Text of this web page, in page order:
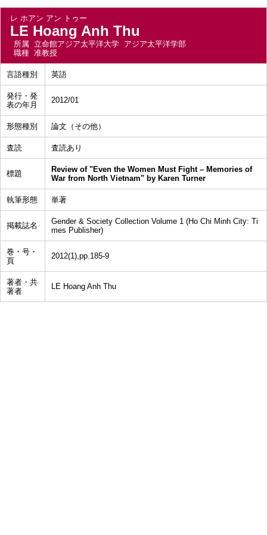
レ ホアン アン トゥー
LE Hoang Anh Thu
所属 立命館アジア太平洋大学 アジア太平洋学部
職種 准教授
言語種別 英語
発行・発
表の年月
2012/01
形態種別 論文（その他）
査読 査読あり
標題
Review of "Even the Women Must Fight – Memories of
War from North Vietnam" by Karen Turner
執筆形態 単著
掲載誌名
Gender & Society Collection Volume 1 (Ho Chi Minh City: Ti
mes Publisher)
巻・号・
頁
2012(1),pp.185-9
著者・共
著者
LE Hoang Anh Thu